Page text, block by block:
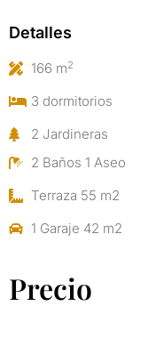
Detalles
166 m2
3 dormitorios
2 Jardineras
2 Baños 1 Aseo
Terraza 55 m2
1 Garaje 42 m2
Precio